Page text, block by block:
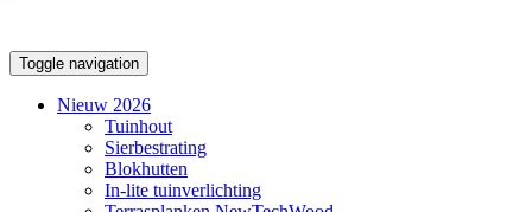
Toggle navigation
Nieuw 2026
Tuinhout
Sierbestrating
Blokhutten
In-lite tuinverlichting